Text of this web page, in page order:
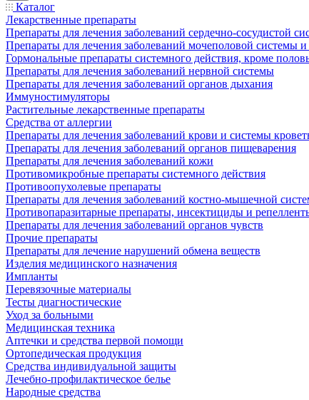
Каталог
Лекарственные препараты
Препараты для лечения заболеваний сердечно-сосудистой
Препараты для лечения заболеваний мочеполовой системы
Гормональные препараты системного действия, кроме
Препараты для лечения заболеваний нервной системы
Препараты для лечения заболеваний органов дыхания
Иммуностимуляторы
Растительные лекарственные препараты
Средства от аллергии
Препараты для лечения заболеваний крови и системы
Препараты для лечения заболеваний органов пищеварения
Препараты для лечения заболеваний кожи
Противомикробные препараты системного действия
Противоопухолевые препараты
Препараты для лечения заболеваний костно-мышечной
Противопаразитарные препараты, инсектициды и
Препараты для лечения заболеваний органов чувств
Прочие препараты
Препараты для лечение нарушений обмена веществ
Изделия медицинского назначения
Импланты
Перевязочные материалы
Тесты диагностические
Уход за больными
Медицинская техника
Аптечки и средства первой помощи
Ортопедическая продукция
Средства индивидуальной защиты
Лечебно-профилактическое белье
Народные средства